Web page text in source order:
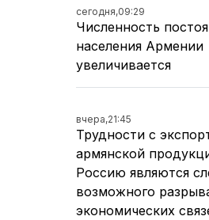
сегодня,09:29
Численность
населения Армении
увеличивается
вчера,21:45
Трудности с
армянской
Россию являются
возможного
экономических